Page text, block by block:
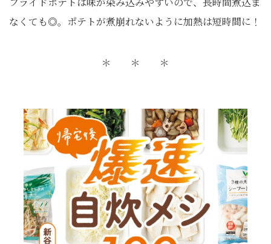
なくても◎。ポテトが煮崩れないように加熱は短時間に！
＊ ＊ ＊